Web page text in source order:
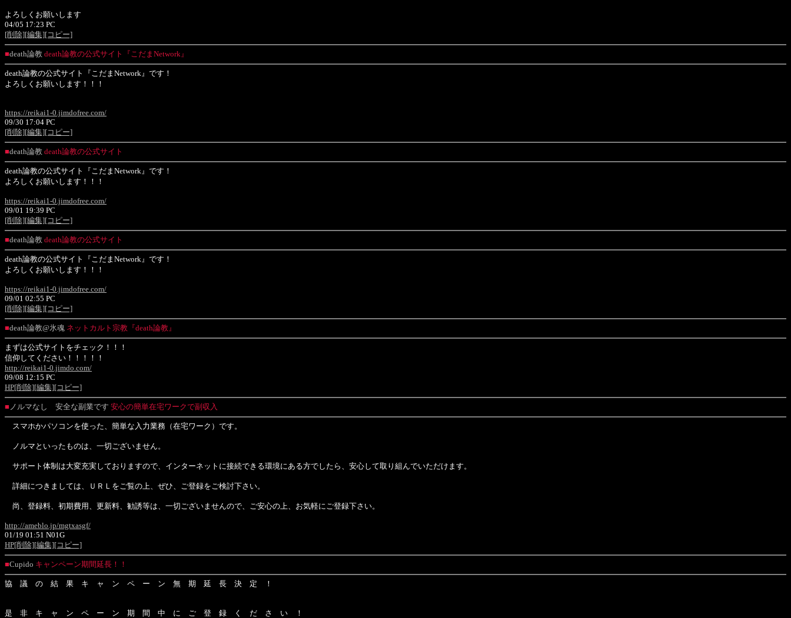
よろしくお願いします
04/05 17:23 PC
[削除][編集][コピー]
■death論教 death論教の公式サイト『こだまNetwork』
death論教の公式サイト『こだまNetwork』です！
よろしくお願いします！！！
https://reikai1-0.jimdofree.com/
09/30 17:04 PC
[削除][編集][コピー]
■death論教 death論教の公式サイト
death論教の公式サイト『こだまNetwork』です！
よろしくお願いします！！！
https://reikai1-0.jimdofree.com/
09/01 19:39 PC
[削除][編集][コピー]
■death論教 death論教の公式サイト
death論教の公式サイト『こだまNetwork』です！
よろしくお願いします！！！
https://reikai1-0.jimdofree.com/
09/01 02:55 PC
[削除][編集][コピー]
■death論教@氷魂 ネットカルト宗教『death論教』
まずは公式サイトをチェック！！！
信仰してください！！！！！
http://reikai1-0.jimdo.com/
09/08 12:15 PC
HP[削除][編集][コピー]
■ ノルマなし 安全な副業です 安心の簡単在宅ワークで副収入
スマホかパソコンを使った、簡単な入力業務（在宅ワーク）です。
ノルマといったものは、一切ございません。
サポート体制は大変充実しておりますので、インターネットに接続できる環境にある方でしたら、安心して取り組んでいただけます。
詳細につきましては、ＵＲＬをご覧の上、ぜひ、ご登録をご検討下さい。
尚、登録料、初期費用、更新料、勧誘等は、一切ございませんので、ご安心の上、お気軽にご登録下さい。
http://ameblo.jp/mgtxasgf/
01/19 01:51 N01G
HP[削除][編集][コピー]
■Cupido キャンペーン期間延長！！
協 議 の 結 果 キ ャ ン ペ ー ン 無 期 延 長 決 定 ！
是 非 キ ャ ン ペ ー ン 期 間 中 に ご 登 録 く だ さ い ！